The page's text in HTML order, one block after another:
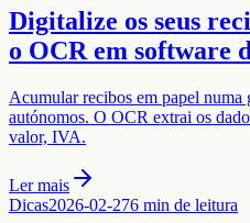
Digitalize os seus
o OCR em software
Acumular recibos em papel numa
autónomos. O OCR extrai os
valor, IVA.
Ler mais
Dicas2026-02-276 min de leitura